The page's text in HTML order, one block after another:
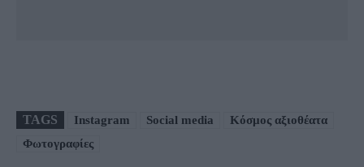
TAGS Instagram Social media
Κόσμος αξιοθέατα
Φωτογραφίες